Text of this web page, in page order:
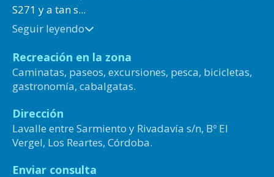
S271 y a tan s...
Seguir leyendo
Recreación en la zona
Caminatas, paseos, excursiones, pesca, bicicletas,
gastronomía, cabalgatas.
Dirección
Lavalle entre Sarmiento y Rivadavía s/n, Bº El
Vergel, Los Reartes, Córdoba.
Enviar consulta